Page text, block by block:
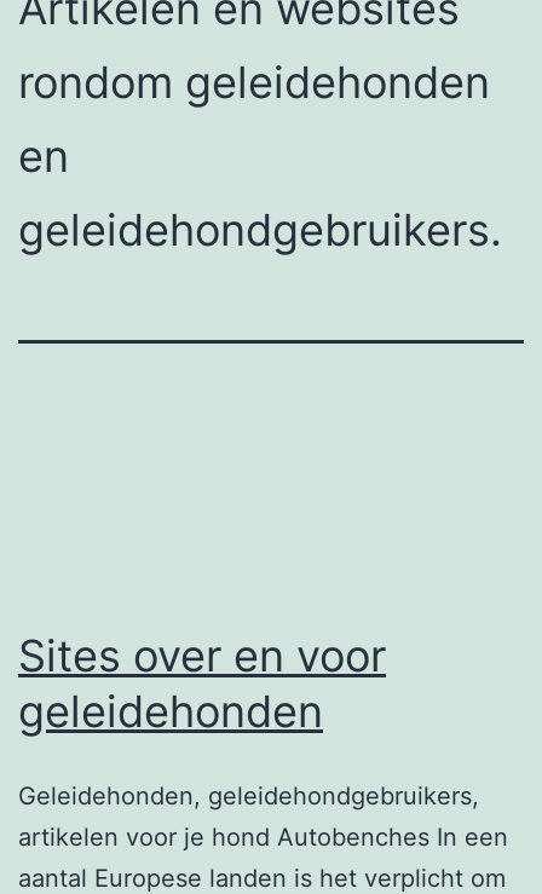
rondom geleidehonden
en
geleidehondgebruikers.
Sites over en voor
geleidehonden
Geleidehonden, geleidehondgebruikers,
artikelen voor je hond Autobenches In een
aantal Europese landen is het verplicht om